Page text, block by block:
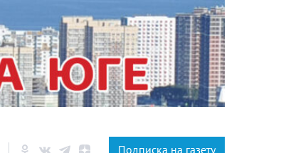
Подписка на газету